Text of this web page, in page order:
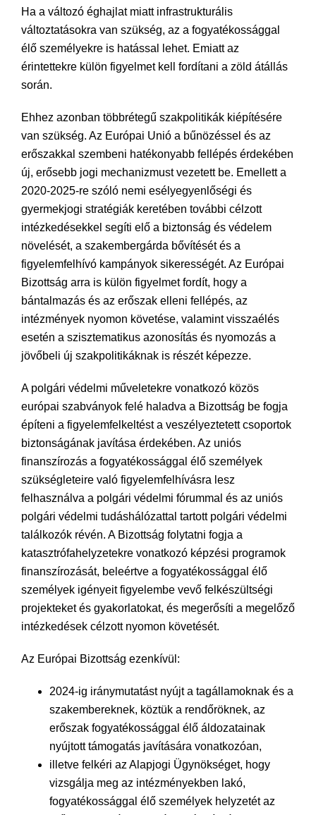
Ha a változó éghajlat miatt infrastrukturális
változtatásokra van szükség, az a fogyatékossággal
élő személyekre is hatással lehet. Emiatt az
érintettekre külön figyelmet kell fordítani a zöld átállás
során.
Ehhez azonban többrétegű szakpolitikák kiépítésére
van szükség. Az Európai Unió a bűnözéssel és az
erőszakkal szembeni hatékonyabb fellépés érdekében
új, erősebb jogi mechanizmust vezetett be. Emellett a
2020-2025-re szóló nemi esélyegyenlőségi és
gyermekjogi stratégiák keretében további célzott
intézkedésekkel segíti elő a biztonság és védelem
növelését, a szakembergárda bővítését és a
figyelemfelhívó kampányok sikerességét. Az Európai
Bizottság arra is külön figyelmet fordít, hogy a
bántalmazás és az erőszak elleni fellépés, az
intézmények nyomon követése, valamint visszaélés
esetén a szisztematikus azonosítás és nyomozás a
jövőbeli új szakpolitikáknak is részét képezze.
A polgári védelmi műveletekre vonatkozó közös
európai szabványok felé haladva a Bizottság be fogja
építeni a figyelemfelkeltést a veszélyeztetett csoportok
biztonságának javítása érdekében. Az uniós
finanszírozás a fogyatékossággal élő személyek
szükségleteire való figyelemfelhívásra lesz
felhasználva a polgári védelmi fórummal és az uniós
polgári védelmi tudáshálózattal tartott polgári védelmi
találkozók révén. A Bizottság folytatni fogja a
katasztrófahelyzetekre vonatkozó képzési programok
finanszírozását, beleértve a fogyatékossággal élő
személyek igényeit figyelembe vevő felkészültségi
projekteket és gyakorlatokat, és megerősíti a megelőző
intézkedések célzott nyomon követését.
Az Európai Bizottság ezenkívül:
2024-ig iránymutatást nyújt a tagállamoknak és a
szakembereknek, köztük a rendőröknek, az
erőszak fogyatékossággal élő áldozatainak
nyújtott támogatás javítására vonatkozóan,
illetve felkéri az Alapjogi Ügynökséget, hogy
vizsgálja meg az intézményekben lakó,
fogyatékossággal élő személyek helyzetét az